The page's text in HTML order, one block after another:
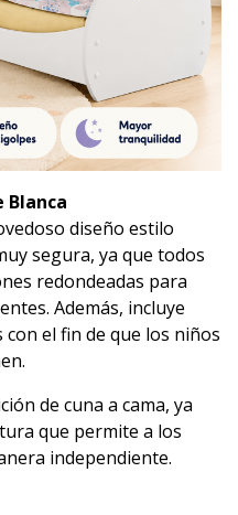
Blanca
diseño estilo
segura, ya que todos
redondeadas para
Además, incluye
el fin de que los niños
de cuna a cama, ya
que permite a los
independiente.